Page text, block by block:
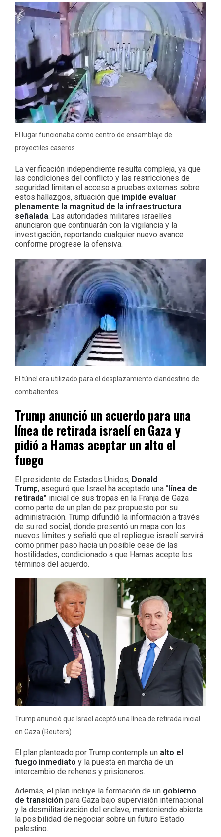
El lugar funcionaba como centro de ensamblaje de
proyectiles caseros
La verificación independiente resulta compleja, ya que
las condiciones del conflicto y las restricciones de
seguridad limitan el acceso a pruebas externas sobre
estos hallazgos, situación que impide evaluar
plenamente la magnitud de la infraestructura
señalada. Las autoridades militares israelíes
anunciaron que continuarán con la vigilancia y la
investigación, reportando cualquier nuevo avance
conforme progrese la ofensiva.
El túnel era utilizado para el desplazamiento clandestino de
combatientes
Trump anunció un acuerdo para una
línea de retirada israelí en Gaza y
pidió a Hamas aceptar un alto el
fuego
El presidente de Estados Unidos, Donald
Trump, aseguró que Israel ha aceptado una “línea de
retirada” inicial de sus tropas en la Franja de Gaza
como parte de un plan de paz propuesto por su
administración. Trump difundió la información a través
de su red social, donde presentó un mapa con los
nuevos límites y señaló que el repliegue israelí servirá
como primer paso hacia un posible cese de las
hostilidades, condicionado a que Hamas acepte los
términos del acuerdo.
Trump anunció que Israel aceptó una línea de retirada inicial
en Gaza (Reuters)
El plan planteado por Trump contempla un alto el
fuego inmediato y la puesta en marcha de un
intercambio de rehenes y prisioneros.
Además, el plan incluye la formación de un gobierno
de transición para Gaza bajo supervisión internacional
y la desmilitarización del enclave, manteniendo abierta
la posibilidad de negociar sobre un futuro Estado
palestino.